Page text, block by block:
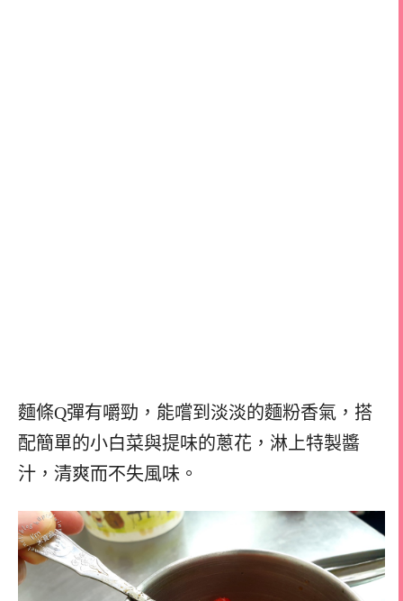
麵條Q彈有嚼勁，能嚐到淡淡的麵粉香氣，搭
配簡單的小白菜與提味的蔥花，淋上特製醬
汁，清爽而不失風味。